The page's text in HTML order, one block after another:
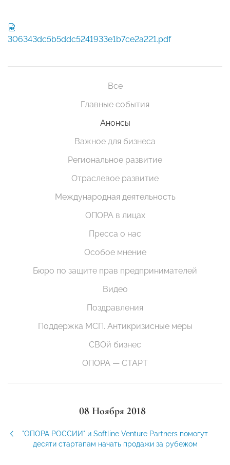
306343dc5b5ddc5241933e1b7ce2a221.pdf
Все
Главные события
Анонсы
Важное для бизнеса
Региональное развитие
Отраслевое развитие
Международная деятельность
ОПОРА в лицах
Пресса о нас
Особое мнение
Бюро по защите прав предпринимателей
Видео
Поздравления
Поддержка МСП. Антикризисные меры
СВОй бизнес
ОПОРА — СТАРТ
08 Ноября 2018
"ОПОРА РОССИИ" и Softline Venture Partners помогут
десяти стартапам начать продажи за рубежом